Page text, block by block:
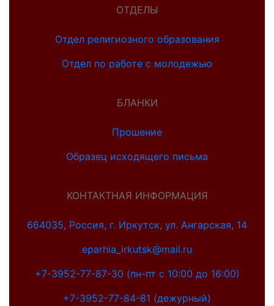
ОТДЕЛЫ
Отдел религиозного образования
Отдел по работе с молодежью
БЛАНКИ
Прошение
Образец исходящего письма
КОНТАКТНАЯ ИНФОРМАЦИЯ
664035, Россия, г. Иркутск, ул. Ангарская, 14
eparhia_irkutsk@mail.ru
+7-3952-77-87-30 (пн-пт с 10:00 до 16:00)
+7-3952-77-84-81 (дежурный)